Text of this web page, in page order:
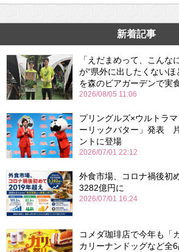
新着記事
「えだまめって、こんな
が“県外に出したくない
を森のビアガーデンで実
2026/08/05 11:06
プリングルズ×ウルトラ
ーリックバター」発表
ントに登場
2026/07/01 22:12
外食市場、コロナ禍後
3282億円に
2026/07/01 16:24
コメダ珈琲店で今年も
カリーナンドッグなど全